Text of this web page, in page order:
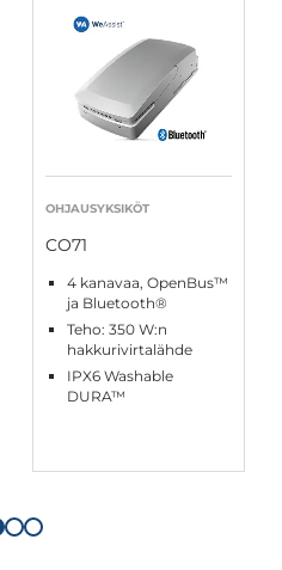
OHJAUSYKSIKÖT
CO71
4 kanavaa, OpenBus™
ja Bluetooth®
Teho: 350 W:n
hakkurivirtalähde
IPX6 Washable
DURA™